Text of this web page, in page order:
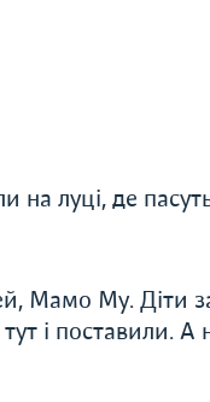
на луці, де
Мамо Му. Діти
тут і поставили.